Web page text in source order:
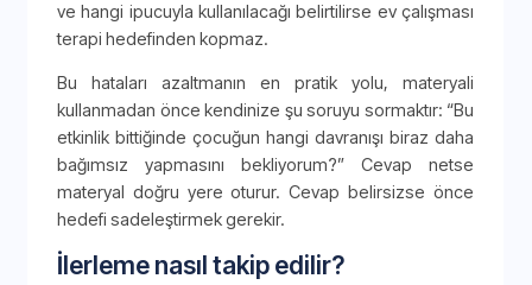
ve hangi ipucuyla kullanılacağı belirtilirse ev çalışması
terapi hedefinden kopmaz.
Bu hataları azaltmanın en pratik yolu, materyali
kullanmadan önce kendinize şu soruyu sormaktır: “Bu
etkinlik bittiğinde çocuğun hangi davranışı biraz daha
bağımsız yapmasını bekliyorum?” Cevap netse
materyal doğru yere oturur. Cevap belirsizse önce
hedefi sadeleştirmek gerekir.
İlerleme nasıl takip edilir?